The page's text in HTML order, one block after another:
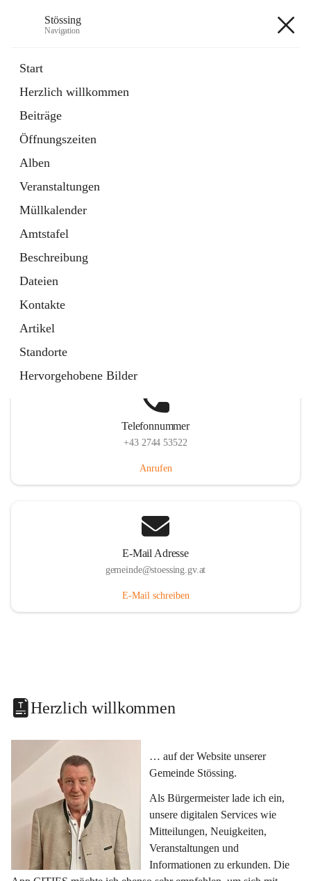
Stössing
Navigation
Start
Herzlich willkommen
Beiträge
Öffnungszeiten
Alben
Veranstaltungen
Müllkalender
Amtstafel
Beschreibung
Dateien
Kontakte
Artikel
Standorte
Hervorgehobene Bilder
Datei
in
Tab
Kindergarten
öffnet
in
neuem
Tab
Telefonnummer
+43 2744 53522
Anrufen
E-Mail Adresse
gemeinde@stoessing.gv.at
E-Mail schreiben
Herzlich willkommen
… auf der Website unserer
Gemeinde Stössing.
Als Bürgermeister lade ich ein,
unsere digitalen Services wie
Mitteilungen, Neuigkeiten,
Veranstaltungen und
Informationen zu erkunden. Die